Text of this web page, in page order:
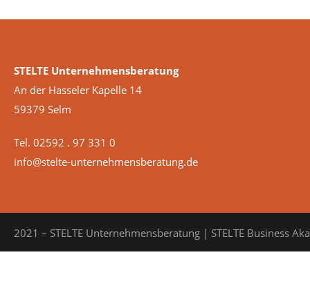
STELTE Unternehmensberatung
An der Hasseler Kapelle 14
59379 Selm
Tel. 02592 . 97 331 0
info@stelte-unternehmensberatung.de
2021 – STELTE Unternehmensberatung | STELTE Business